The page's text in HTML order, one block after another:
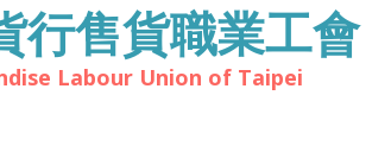
行售貨職業工會
Labour Union of Taipei